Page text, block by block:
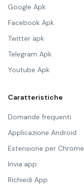
Google Apk
Facebook Apk
Twitter apk
Telegram Apk
Youtube Apk
Caratteristiche
Domande frequenti
Applicazione Android
Estensione per Chrome
Invia app
Richiedi App